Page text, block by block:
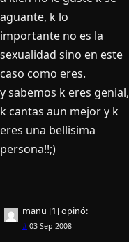
aguante, k lo
importante no es la
sexualidad sino en este
caso como eres.
y sabemos k eres genial,
k cantas aun mejor y k
eres una bellisima
persona!!;)
manu [1]opinó:
# 03 Sep 2008